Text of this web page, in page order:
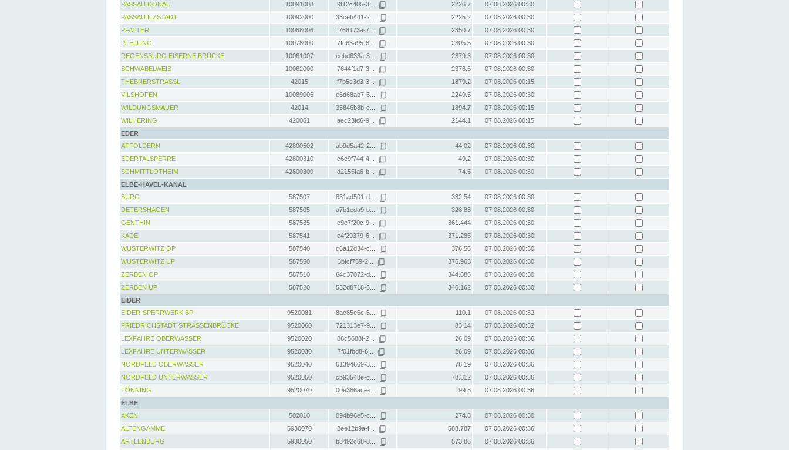
PASSAU DONAU
10091008 9f12c405-3... 2226.7
07.08.2026 00:30
PASSAU ILZSTADT
10092000 33ceb441-2... 2225.2
07.08.2026 00:30
PFATTER
10068006 f768173a-7... 2350.7
07.08.2026 00:30
PFELLING
10078000 7fe63a95-8... 2305.5
07.08.2026 00:30
REGENSBURG EISERNE BRÜCKE
10061007 eebd633a-3... 2379.3
07.08.2026 00:30
SCHWABELWEIS
10062000 7644f1d7-3... 2376.5
07.08.2026 00:30
THEBNERSTRASSL
42015 f7b5c3d3-3... 1879.2
07.08.2026 00:15
VILSHOFEN
10089006 e6d68ab7-5... 2249.5
07.08.2026 00:30
WILDUNGSMAUER
42014 35846b8b-e... 1894.7
07.08.2026 00:15
WILHERING
420061 aec23fd6-9... 2144.1
07.08.2026 00:15
EDER
AFFOLDERN
42800502 ab9d5a42-2... 44.02
07.08.2026 00:30
EDERTALSPERRE
42800310 c6e9f744-4... 49.2
07.08.2026 00:30
SCHMITTLOTHEIM
42800309 d2155fa6-b... 74.5
07.08.2026 00:30
ELBE-HAVEL-KANAL
BURG
587507 831ad501-d... 332.54
07.08.2026 00:30
DETERSHAGEN
587505 a7b1eda9-b... 326.83
07.08.2026 00:30
GENTHIN
587535 e9e7f20c-9... 361.444
07.08.2026 00:30
KADE
587541 e4f29379-6... 371.285
07.08.2026 00:30
WUSTERWITZ OP
587540 c6a12d34-c... 376.56
07.08.2026 00:30
WUSTERWITZ UP
587550 3bfcf759-2... 376.965
07.08.2026 00:30
ZERBEN OP
587510 64c37072-d... 344.686
07.08.2026 00:30
ZERBEN UP
587520 532d8718-6... 346.162
07.08.2026 00:30
EIDER
EIDER-SPERRWERK BP
9520081 8ac85e6c-6... 110.1
07.08.2026 00:32
FRIEDRICHSTADT STRASSENBRÜCKE
9520060 721313e7-9... 83.14
07.08.2026 00:32
LEXFÄHRE OBERWASSER
9520020 86c5688f-2... 26.09
07.08.2026 00:36
LEXFÄHRE UNTERWASSER
9520030 7f01fbd8-6... 26.09
07.08.2026 00:36
NORDFELD OBERWASSER
9520040 61394669-3... 78.19
07.08.2026 00:36
NORDFELD UNTERWASSER
9520050 cb93548e-c... 78.312
07.08.2026 00:36
TÖNNING
9520070 00e386ac-e... 99.8
07.08.2026 00:36
ELBE
AKEN
502010 094b96e5-c... 274.8
07.08.2026 00:30
ALTENGAMME
5930070 2ee12b9a-f... 588.787
07.08.2026 00:36
ARTLENBURG
5930050 b3492c68-8... 573.86
07.08.2026 00:36